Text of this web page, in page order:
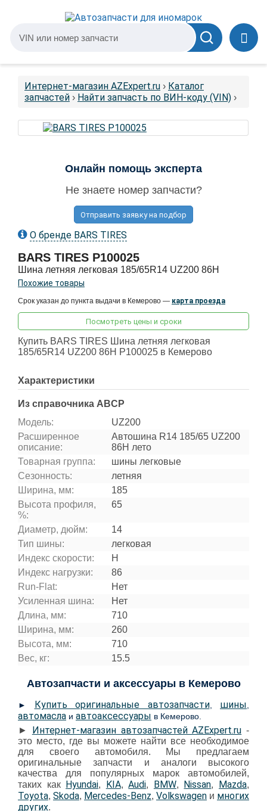
Интернет-магазин AZExpert.ru › Каталог
запчастей › Найти запчасть по ВИН-коду (VIN) ›
Онлайн помощь эксперта
Не знаете номер запчасти?
Отправить заявку на подбор
О бренде BARS TIRES
BARS TIRES P100025
Шина летняя легковая 185/65R14 UZ200 86H
Похожие товары
Срок указан до пункта выдачи в Кемерово — карта проезда
Посмотреть цены и сроки
Купить BARS TIRES Шина летняя легковая
185/65R14 UZ200 86H P100025 в Кемерово
Характеристики
Из справочника ABCP
Модель:
UZ200
Расширенное
описание:
Автошина R14 185/65 UZ200
86H лето
Товарная группа:
шины легковые
Сезонность:
летняя
Ширина, мм:
185
Высота профиля,
%:
65
Диаметр, дюйм:
14
Тип шины:
легковая
Индекс скорости:
H
Индекс нагрузки:
86
Run-Flat:
Нет
Усиленная шина:
Нет
Длина, мм:
710
Ширина, мм:
260
Высота, мм:
710
Вес, кг:
15.5
Автозапчасти и аксессуары в Кемерово
► Купить оригинальные автозапчасти, шины
автомасла и автоаксессуары в Кемерово.
► Интернет-магазин автозапчастей AZExpert.ru -
это место, где вы можете найти все необходимое
для своего автомобиля. Мы предлагаем
оригинальные запчасти и аналоги высокого
качества для популярных марок автомобилей,
таких как Hyundai, KIA,Audi, BMW, Nissan, Mazda,
Toyota, Skoda, Mercedes-Benz, Volkswagen и многих
других.